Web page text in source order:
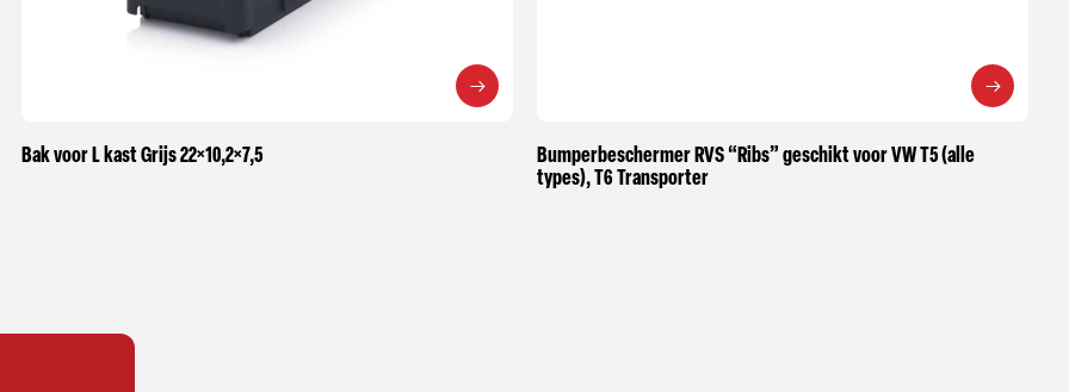
Bak voor L kast Grijs 22×10,2×7,5
Bumperbeschermer RVS “Ribs” geschikt voor VW T5 (alle
types), T6 Transporter